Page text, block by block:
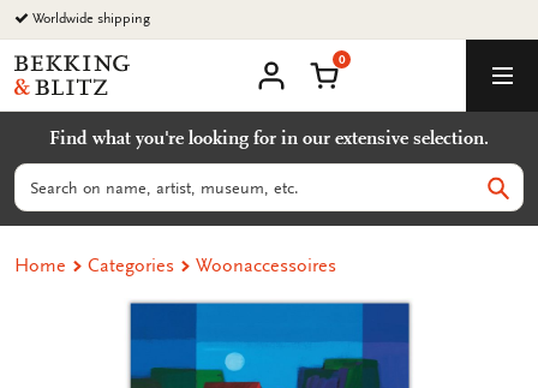
Go
to
content
Worldwide shipping
Bekking
&
Uitgevers
B.V.
account
Shopping Cart
0
Find what you're looking for in our extensive selection.
Search
Home Categories Woonaccessoires